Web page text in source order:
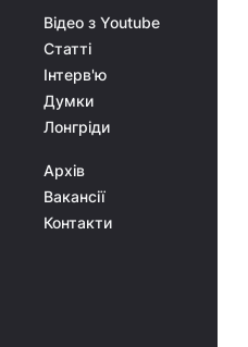
Відео з Youtube
Статті
Інтерв'ю
Думки
Лонгріди
Архів
Вакансії
Контакти